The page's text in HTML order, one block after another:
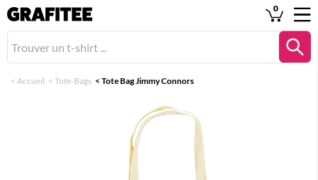
0
< Accueil < Tote-Bags < Tote Bag Jimmy Connors